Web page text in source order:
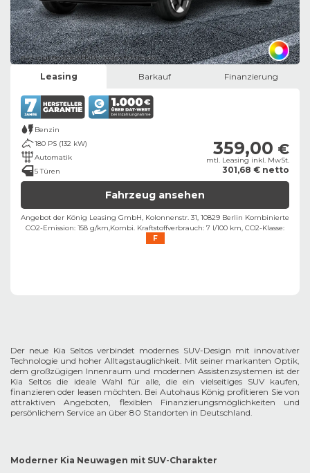
Bild zeigt Beispielabbildung des Fahrzeugs
Leasing Barkauf Finanzierung
Benzin
180 PS (132 kW)
Automatik
5 Türen
359,00 €
mtl. Leasing inkl. MwSt.
301,68 € netto
Fahrzeug ansehen
Angebot der König Leasing GmbH, Kolonnenstr. 31, 10829 Berlin ​ Kombinierte
CO2-Emission: 158 g/km,Kombi. Kraftstoffverbrauch: 7 l/100 km, CO2-Klasse:
F
Der neue Kia Seltos verbindet modernes SUV-Design mit innovativer
Technologie und hoher Alltagstauglichkeit. Mit seiner markanten Optik,
dem großzügigen Innenraum und modernen Assistenzsystemen ist der
Kia Seltos die ideale Wahl für alle, die ein vielseitiges SUV kaufen,
finanzieren oder leasen möchten. Bei Autohaus König profitieren Sie von
attraktiven Angeboten, flexiblen Finanzierungsmöglichkeiten und
persönlichem Service an über 80 Standorten in Deutschland.
Moderner Kia Neuwagen mit SUV-Charakter